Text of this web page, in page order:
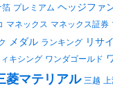
箔 プレミアム ヘッジファ
マネックス マネックス証券
メダル ランキング リサ
キシング ワンダゴールド
菱マテリアル 三越